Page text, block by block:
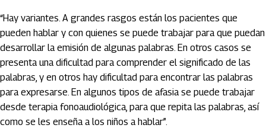
“Hay variantes. A grandes rasgos están los pacientes que
pueden hablar y con quienes se puede trabajar para que puedan
desarrollar la emisión de algunas palabras. En otros casos se
presenta una dificultad para comprender el significado de las
palabras, y en otros hay dificultad para encontrar las palabras
para expresarse. En algunos tipos de afasia se puede trabajar
desde terapia fonoaudiológica, para que repita las palabras, así
como se les enseña a los niños a hablar”.